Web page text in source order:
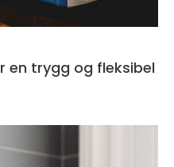
en trygg og fleksibel